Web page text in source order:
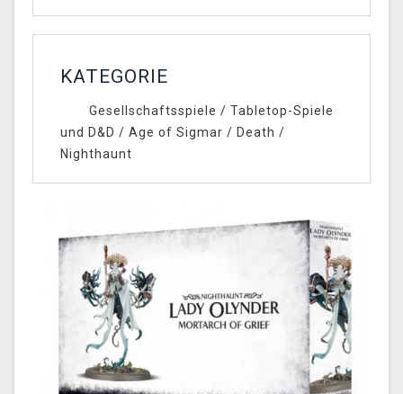
KATEGORIE
Gesellschaftsspiele / Tabletop-Spiele
und D&D / Age of Sigmar / Death /
Nighthaunt